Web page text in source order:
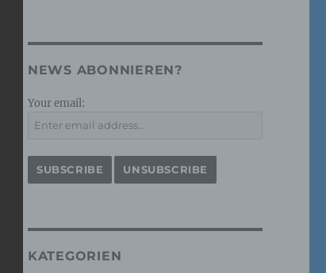
NEWS ABONNIEREN?
Your email:
KATEGORIEN